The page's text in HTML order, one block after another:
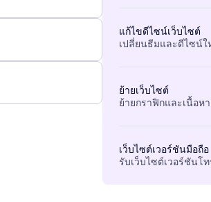
แก้ไขดีไซน์เว็บไซต์
เปลี่ยนธีมและดีไซน์ใ
ย้ายเว็บไซต์
ย้ายกราฟิกและเนื้อห
เว็บไซต์เวอร์ชันมือถือ
รับเว็บไซต์เวอร์ชันโ